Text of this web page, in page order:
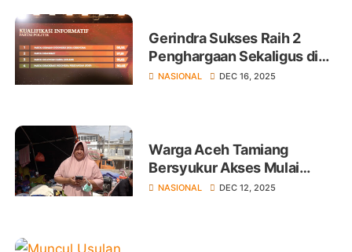
Gerindra Sukses Raih 2
Penghargaan Sekaligus di
Anugerah KIP 2025
NASIONAL DEC 16, 2025
Warga Aceh Tamiang
Bersyukur Akses Mulai
Terhubung Bantuan Sudah
NASIONAL DEC 12, 2025